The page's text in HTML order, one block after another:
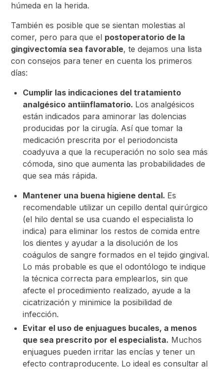
húmeda en la herida.
También es posible que se sientan molestias al
comer, pero para que el postoperatorio de la
gingivectomía sea favorable, te dejamos una lista
con consejos para tener en cuenta los primeros
días:
Cumplir las indicaciones del tratamiento
analgésico antiinflamatorio. Los analgésicos
están indicados para aminorar las dolencias
producidas por la cirugía. Así que tomar la
medicación prescrita por el periodoncista
coadyuva a que la recuperación no solo sea más
cómoda, sino que aumenta las probabilidades de
que sea más rápida.
Mantener una buena higiene dental. Es
recomendable utilizar un cepillo dental quirúrgico
(el hilo dental se usa cuando el especialista lo
indica) para eliminar los restos de comida entre
los dientes y ayudar a la disolución de los
coágulos de sangre formados en el tejido gingival.
Lo más probable es que el odontólogo te indique
la técnica correcta para emplearlos, sin que
afecte el procedimiento realizado, ayude a la
cicatrización y minimice la posibilidad de
infección.
Evitar el uso de enjuagues bucales, a menos
que sea prescrito por el especialista. Muchos
enjuagues pueden irritar las encías y tener un
efecto contraproducente. Lo ideal es consultar al